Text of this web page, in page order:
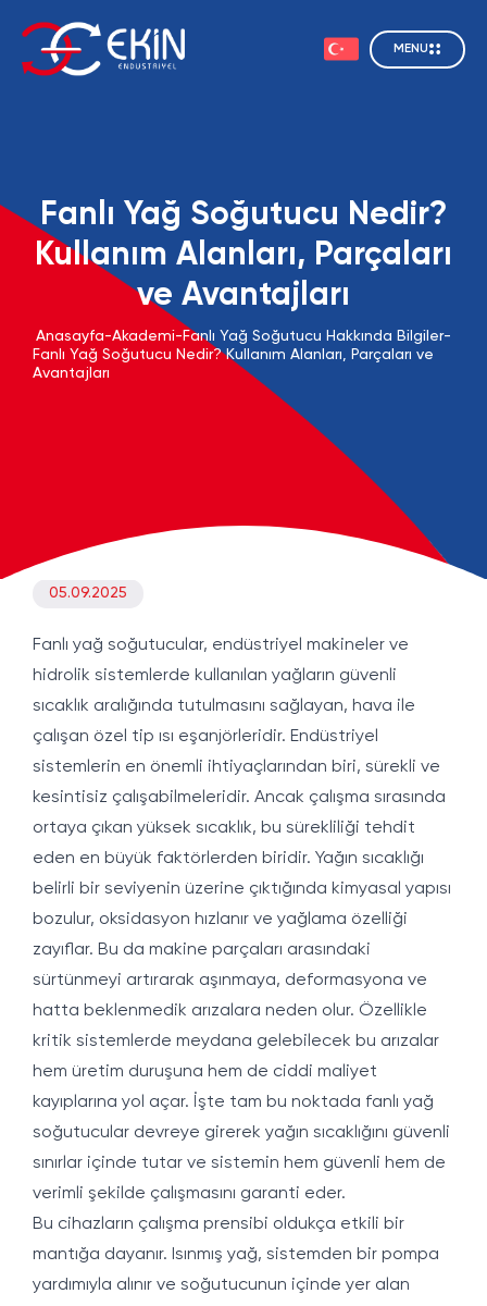
MENU
Fanlı Yağ Soğutucu Nedir?
Kullanım Alanları, Parçaları
ve Avantajları
Anasayfa-Akademi- Fanlı Yağ Soğutucu Hakkında Bilgiler-
Fanlı Yağ Soğutucu Nedir? Kullanım Alanları, Parçaları ve
Avantajları
05.09.2025
Fanlı yağ soğutucular, endüstriyel makineler ve
hidrolik sistemlerde kullanılan yağların güvenli
sıcaklık aralığında tutulmasını sağlayan, hava ile
çalışan özel tip ısı eşanjörleridir. Endüstriyel
sistemlerin en önemli ihtiyaçlarından biri, sürekli ve
kesintisiz çalışabilmeleridir. Ancak çalışma sırasında
ortaya çıkan yüksek sıcaklık, bu sürekliliği tehdit
eden en büyük faktörlerden biridir. Yağın sıcaklığı
belirli bir seviyenin üzerine çıktığında kimyasal yapısı
bozulur, oksidasyon hızlanır ve yağlama özelliği
zayıflar. Bu da makine parçaları arasındaki
sürtünmeyi artırarak aşınmaya, deformasyona ve
hatta beklenmedik arızalara neden olur. Özellikle
kritik sistemlerde meydana gelebilecek bu arızalar
hem üretim duruşuna hem de ciddi maliyet
kayıplarına yol açar. İşte tam bu noktada fanlı yağ
soğutucular devreye girerek yağın sıcaklığını güvenli
sınırlar içinde tutar ve sistemin hem güvenli hem de
verimli şekilde çalışmasını garanti eder.
Bu cihazların çalışma prensibi oldukça etkili bir
mantığa dayanır. Isınmış yağ, sistemden bir pompa
yardımıyla alınır ve soğutucunun içinde yer alan